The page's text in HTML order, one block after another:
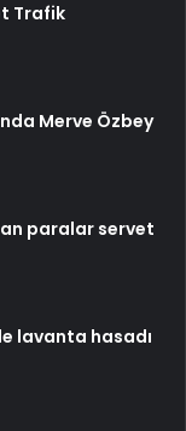
Trafik
Merve Özbey
paralar servet
lavanta hasadı